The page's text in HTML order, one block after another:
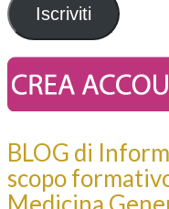
Iscriviti
BLOG di
scopo